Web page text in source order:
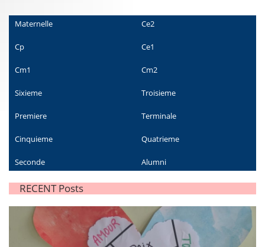
Maternelle Ce2
Cp Ce1
Cm1 Cm2
Sixieme Troisieme
Premiere Terminale
Cinquieme Quatrieme
Seconde Alumni
RECENT Posts